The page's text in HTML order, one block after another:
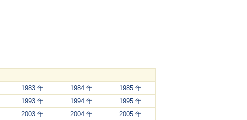
1983 年 1984 年
1985 年
1993 年 1994 年
1995 年
2003 年 2004 年
2005 年